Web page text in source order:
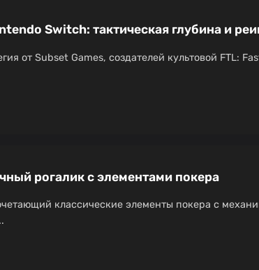
Switch: тактическая глубина и
от Subset Games, создателей культовой FTL:
рогалик с элементами покера
классические элементы покера с